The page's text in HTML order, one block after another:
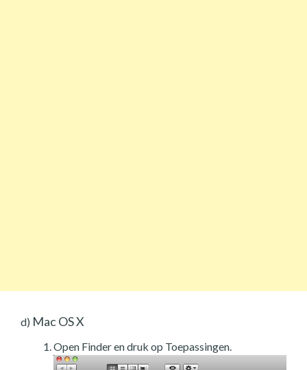
d) Mac OS X
Open Finder en druk op Toepassingen.